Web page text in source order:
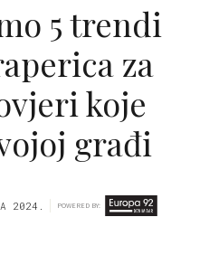
5 trendi
za
koje
građi
2024. POWERED BY: